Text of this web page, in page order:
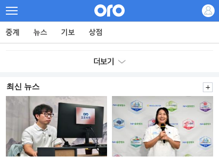
최신 뉴스